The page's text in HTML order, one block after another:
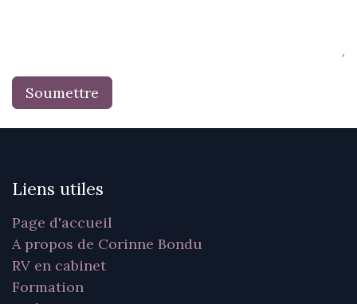
Soumettre
Liens utiles
Page d'accueil
A propos de Corinne Bondu
RV en cabinet
Formation